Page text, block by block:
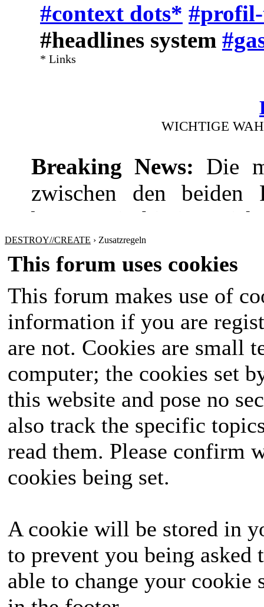
#context dots*
#headlines system
* Links
WICHTIGE
Breaking News: Die
zwischen den beiden
bevor! Die hitzige
wie die
Sicherheitspolitik
werden sich nichts
Amt im Land wird in
ausgetragen, das
die Wähler mit seinen
seine Seite ziehen
hervorgehen?
unvergessliches
DESTROY//CREATE › Zusatzregeln
This forum uses cookies
This forum makes use of
information if you are
are not. Cookies are small
computer; the cookies set
this website and pose no
also track the specific
read them. Please confirm
cookies being set.
A cookie will be stored in
to prevent you being
able to change your